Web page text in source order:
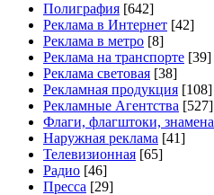
Полиграфия [642]
Реклама в Интернет [42]
Реклама в метро [8]
Реклама на транспорте [39]
Реклама световая [38]
Рекламная продукция [108]
Рекламные Агентства [527]
Флаги, флагштоки, знамена
Наружная реклама [41]
Телевизионная [65]
Радио [46]
Пресса [29]